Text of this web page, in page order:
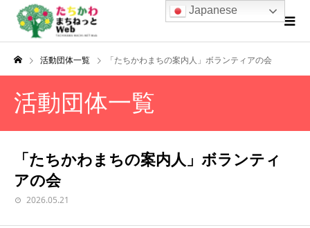
活動団体一覧 「たちかわまちの案内人」ボランティアの会
活動団体一覧
「たちかわまちの案内人」ボランティ
アの会
2026.05.21
Japanese